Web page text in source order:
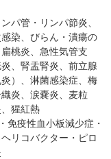
パ管・リンパ節炎、
染、びらん・潰瘍の
桃炎、急性気管支
、腎盂腎炎、前立腺
）、淋菌感染症、梅
炎、涙嚢炎、麦粒
猩紅熱
免疫性血小板減少症・
リコバクター・ピロ